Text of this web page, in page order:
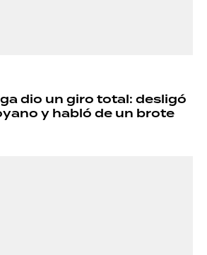
dio un giro total: desligó
y habló de un brote